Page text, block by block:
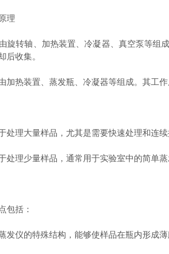
理
转轴、加热装置、冷凝器、真空泵等组成
后收集。
热装置、蒸发瓶、冷凝器等组成。其工作
处理大量样品，尤其是需要快速处理和连
理少量样品，通常用于实验室中的简单蒸
括：
仪的特殊结构，能够使样品在瓶内形成薄